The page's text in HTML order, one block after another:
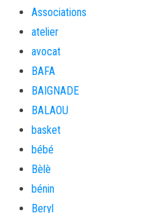
Associations
atelier
avocat
BAFA
BAIGNADE
BALAOU
basket
bébé
Bèlè
bénin
Beryl